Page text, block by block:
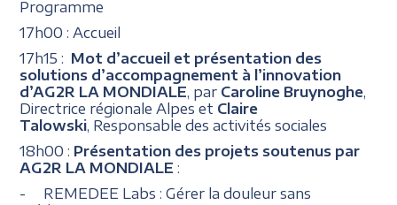
Programme
17h00 : Accueil
17h15 : Mot d’accueil et présentation des
solutions d’accompagnement à l’innovation
d’AG2R LA MONDIALE , par Caroline Bruynoghe
Directrice régionale Alpes et Claire
Talowski , Responsable des activités sociales
18h00 : Présentation des projets soutenus par
AG2R LA MONDIALE:
- REMEDEE Labs : Gérer la douleur sans